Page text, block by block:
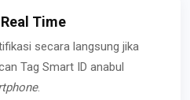
Time
secara langsung jika
Tag Smart ID anabul
.